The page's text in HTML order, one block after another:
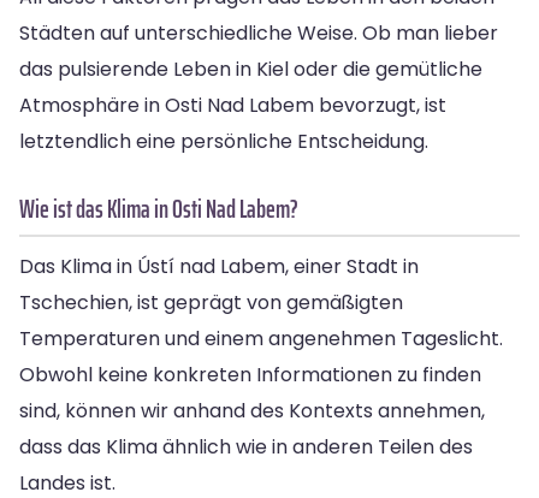
Städten auf unterschiedliche Weise. Ob man lieber
das pulsierende Leben in Kiel oder die gemütliche
Atmosphäre in Osti Nad Labem bevorzugt, ist
letztendlich eine persönliche Entscheidung.
Wie ist das Klima in Osti Nad Labem?
Das Klima in Ústí nad Labem, einer Stadt in
Tschechien, ist geprägt von gemäßigten
Temperaturen und einem angenehmen Tageslicht.
Obwohl keine konkreten Informationen zu finden
sind, können wir anhand des Kontexts annehmen,
dass das Klima ähnlich wie in anderen Teilen des
Landes ist.